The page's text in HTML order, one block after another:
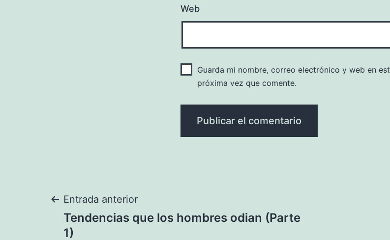
Web
Guarda mi nombre, correo electrónico y web en
próxima vez que comente.
Navegación
Entrada anterior
Tendencias que los hombres odian (Parte
1)